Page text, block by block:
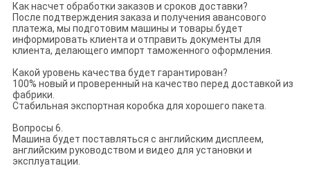
Как насчет обработки заказов и сроков доставки?
После подтверждения заказа и получения авансового
платежа, мы подготовим машины и товары.будет
информировать клиента и отправить документы для
клиента, делающего импорт таможенного оформления.
Какой уровень качества будет гарантирован?
100% новый и проверенный на качество перед доставкой из
фабрики.
Стабильная экспортная коробка для хорошего пакета.
Вопросы 6.
Машина будет поставляться с английским дисплеем,
английским руководством и видео для установки и
эксплуатации.